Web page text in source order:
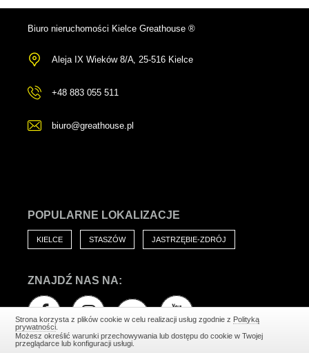
Biuro nieruchomości Kielce Greathouse ®
Aleja IX Wieków 8/A, 25-516 Kielce
+48 883 055 511
biuro@greathouse.pl
POPULARNE LOKALIZACJE
KIELCE STASZÓW JASTRZĘBIE-ZDRÓJ
ZNAJDŹ NAS NA:
Strona korzysta z plików cookie w celu realizacji usług zgodnie z Polityką
prywatności
Możesz określić warunki przechowywania lub dostępu do cookie w Twojej
przeglądarce lub konfiguracji usługi.